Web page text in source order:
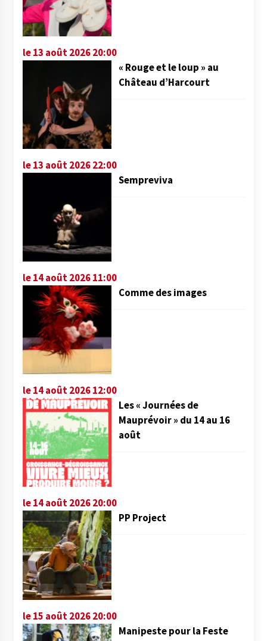
le 13 août 2026 20:00
« Rouge et le loup » au
Château d’Harcourt
le 13 août 2026 22:00
Sempreviva
le 14 août 2026 11:00
Comme des images
le 14 août 2026 12:00
Les « Journées de
Mauprévoir » du 14 au 16
août
le 14 août 2026 20:00
PP Project
le 15 août 2026 20:00
Manipeste pour la Feste